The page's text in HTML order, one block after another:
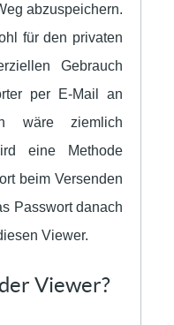
abzuspeichern.
für den privaten
Gebrauch
per E-Mail an
wäre ziemlich
eine Methode
beim Versenden
Passwort danach
Viewer.
Viewer?